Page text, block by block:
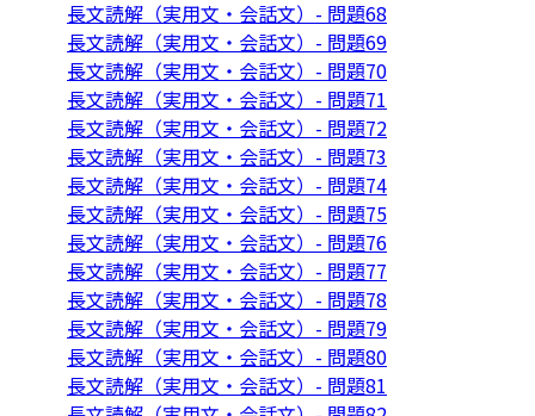
長文読解（実用文・会話文）- 問題68
長文読解（実用文・会話文）- 問題69
長文読解（実用文・会話文）- 問題70
長文読解（実用文・会話文）- 問題71
長文読解（実用文・会話文）- 問題72
長文読解（実用文・会話文）- 問題73
長文読解（実用文・会話文）- 問題74
長文読解（実用文・会話文）- 問題75
長文読解（実用文・会話文）- 問題76
長文読解（実用文・会話文）- 問題77
長文読解（実用文・会話文）- 問題78
長文読解（実用文・会話文）- 問題79
長文読解（実用文・会話文）- 問題80
長文読解（実用文・会話文）- 問題81